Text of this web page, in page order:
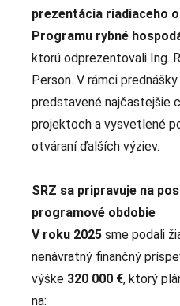
prezentácia riadiaceho
Programu rybné
ktorú odprezentovali Ing.
Person. V rámci
predstavené najčastejšie
projektoch a vysvetlené
otváraní ďalších výziev.
SRZ sa pripravuje na
programové obdobie
V roku 2025 sme podali
nenávratný finančný
výške 320 000 €, ktorý
na: